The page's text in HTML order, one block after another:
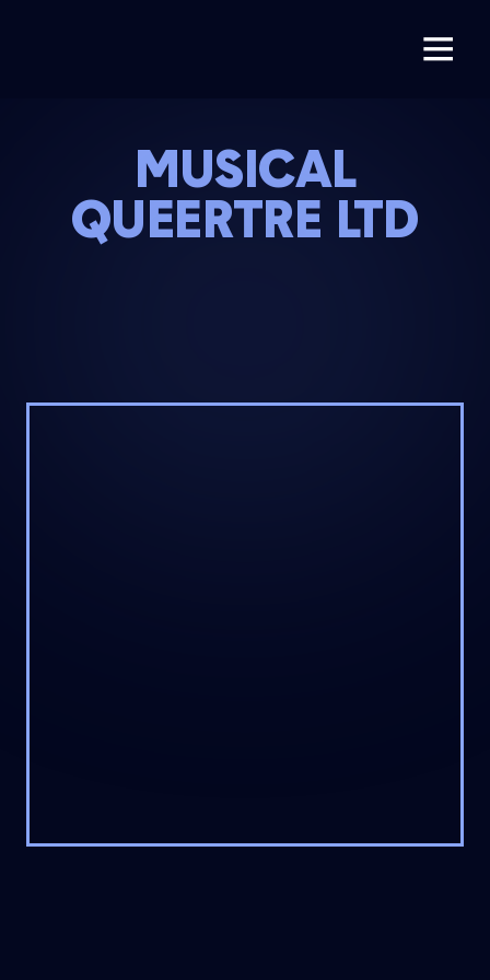
MUSICAL
QUEERTRE LTD